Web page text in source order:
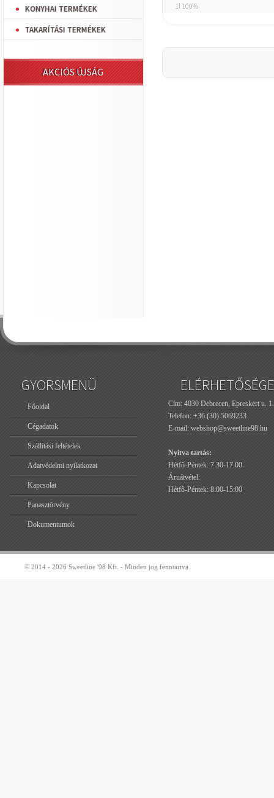
KONYHAI TERMÉKEK
TAKARÍTÁSI TERMÉKEK
AKCIÓS ÚJSÁG
1l 100%
GYORSMENÜ
Főoldal
Cégadatok
Szállítási feltételek
Adatvédelmi nyilatkozat
Kapcsolat
Panasztörvény
Dokumentumok
Cím: 4030 Debrecen, Epreskert u. 1.
Telefon: +36 (30) 5069233
E-mail: webshop@sweetline98.hu
Nyitva tartás:
Hétfő-Péntek: 7:30-17:00
Áruátvétel:
Hétfő-Péntek: 8:00-15:00
© 2014 - 2026 Sweetline '98 Kft. - Minden jog fenntartva